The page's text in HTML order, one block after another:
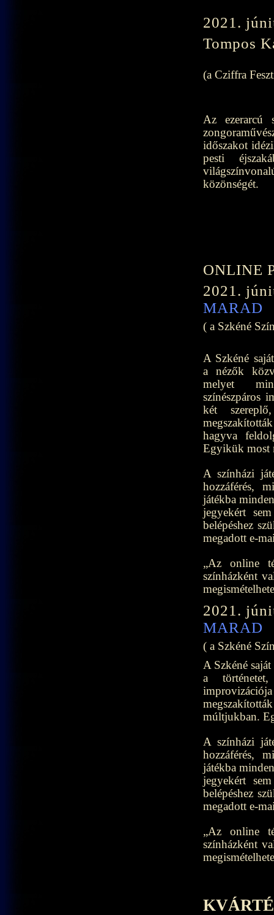
2021.
Tompos
(a Cziffra
Az ezerarcú
időszakot
pesti
közönségét.
ONLINE
2021.
MARAD
( a Szkéné
A Szkéné
a nézők
melyet
színészpáros
két
hagyva
Egyikük most
A színházi
hozzáférés,
játékba
jegyekért
belépéshez
megadott e-
„Az online
színházként
2021.
MARAD
( a Szkéné
A Szkéné
a
múltjukban.
A színházi
hozzáférés,
játékba
jegyekért
belépéshez
megadott e-
„Az online
színházként